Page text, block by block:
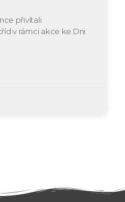
přivítali
v rámci akce ke Dni